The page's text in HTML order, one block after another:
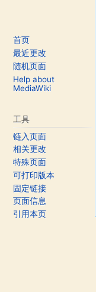
首页
最近更改
随机页面
Help about
MediaWiki
工具
链入页面
相关更改
特殊页面
可打印版本
固定链接
页面信息
引用本页